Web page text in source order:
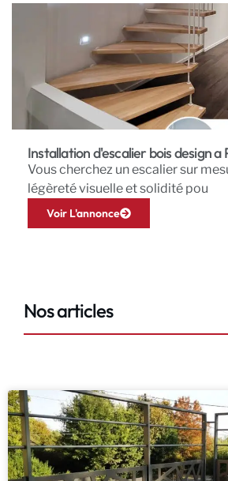
Installation d'escalier bois design
Vous cherchez un escalier sur
légèreté visuelle et solidité pou
Voir L'annonce
Nos articles